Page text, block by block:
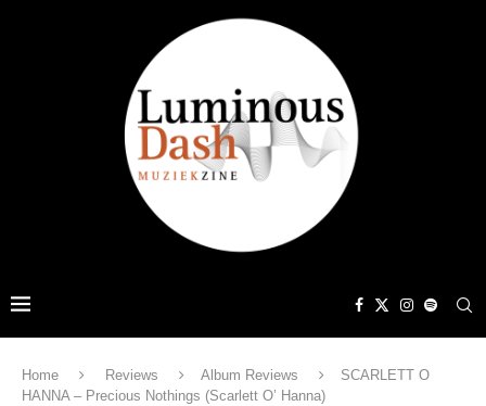
Home Reviews Album Reviews
SCARLETT O
HANNA – Precious Nothings (Scarlett O’ Hanna)